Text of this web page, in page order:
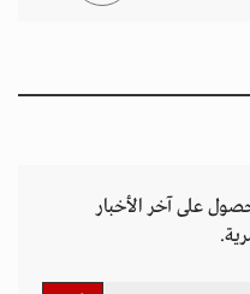
على آخر الأخبار